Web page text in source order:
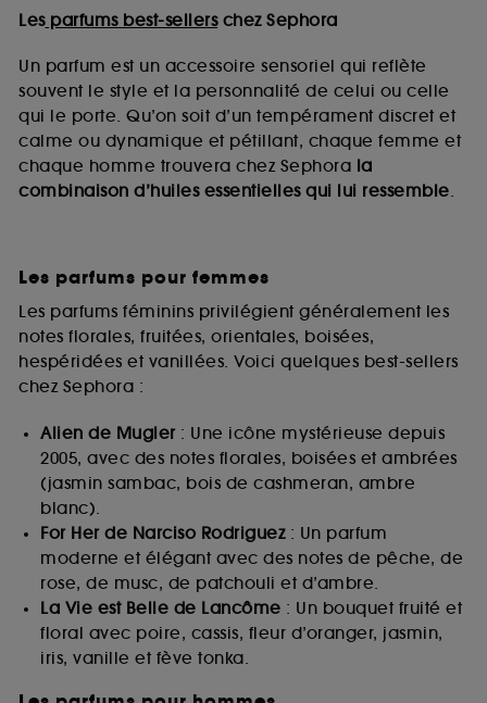
Lesparfums best-sellerschez Sephora
Un parfum est un accessoire sensoriel qui reflète
souvent le style et la personnalité de celui ou celle
qui le porte. Qu’on soit d’un tempérament discret et
calme ou dynamique et pétillant, chaque femme et
chaque homme trouvera chez Sephora la
combinaison d’huiles essentielles qui lui ressemble.
Les parfums pour femmes
Les parfums féminins privilégient généralement les
notes florales, fruitées, orientales, boisées,
hespéridées et vanillées. Voici quelques best-sellers
chez Sephora :
Alien de Mugler: Une icône mystérieuse depuis
2005, avec des notes florales, boisées et ambrées
(jasmin sambac, bois de cashmeran, ambre
blanc).
For Her de Narciso Rodriguez: Un parfum
moderne et élégant avec des notes de pêche, de
rose, de musc, de patchouli et d’ambre.
La Vie est Belle de Lancôme : Un bouquet fruité et
floral avec poire, cassis, fleur d’oranger, jasmin,
iris, vanille et fève tonka.